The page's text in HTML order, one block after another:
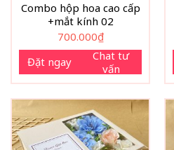
Combo hộp hoa cao cấp
+mắt kính 02
700.000₫
Đặt ngay
Chat tư
vấn